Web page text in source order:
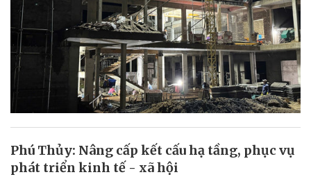
Phú Thủy: Nâng cấp kết cấu hạ tầng, phục vụ
phát triển kinh tế - xã hội